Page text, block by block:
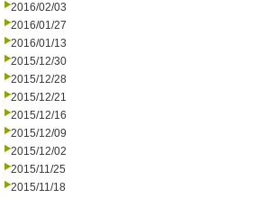
2016/02/03
2016/01/27
2016/01/13
2015/12/30
2015/12/28
2015/12/21
2015/12/16
2015/12/09
2015/12/02
2015/11/25
2015/11/18